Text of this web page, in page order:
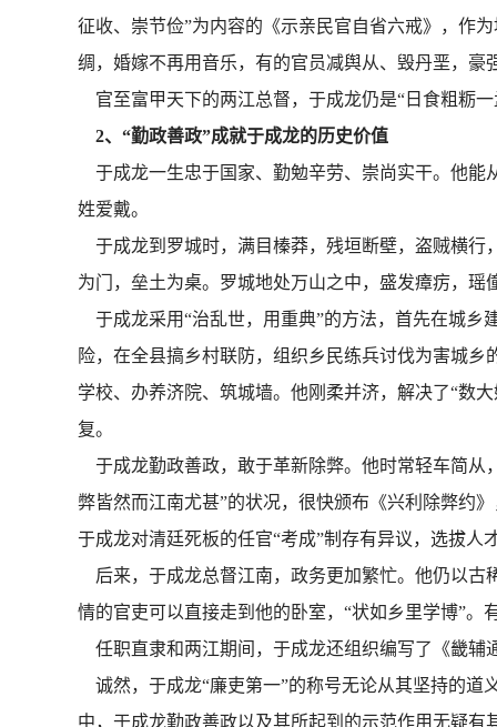
征收、崇节俭”为内容的《示亲民官自省六戒》，作
绸，婚嫁不再用音乐，有的官员减舆从、毁丹垩，
官至富甲天下的两江总督，于成龙仍是“日食粗粝
2、“勤政善政”成就于成龙的历史价值
于成龙一生忠于国家、勤勉辛劳、崇尚实干。他能
姓爱戴。
于成龙到罗城时，满目榛莽，残垣断壁，盗贼横行
为门，垒土为桌。罗城地处万山之中，盛发瘴疠，
于成龙采用“治乱世，用重典”的方法，首先在城乡
险，在全县搞乡村联防，组织乡民练兵讨伐为害城
学校、办养济院、筑城墙。他刚柔并济，解决了“数
复。
于成龙勤政善政，敢于革新除弊。他时常轻车简从
弊皆然而江南尤甚”的状况，很快颁布《兴利除弊约
于成龙对清廷死板的任官“考成”制存有异议，选拔
后来，于成龙总督江南，政务更加繁忙。他仍以古
情的官吏可以直接走到他的卧室，“状如乡里学博”
任职直隶和两江期间，于成龙还组织编写了《畿辅
诚然，于成龙“廉吏第一”的称号无论从其坚持的道
中，于成龙勤政善政以及其所起到的示范作用无疑有